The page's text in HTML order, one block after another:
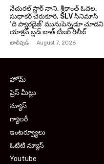
నేచురల్ స్టార్ నాని, శ్రీకాంత్ ఓదెల,
సుధాకర్ చెరుకూరి, SLV సినిమాస్
‘ది ప్యారడైజ్’ మునుపెన్నడూ చూడని
యాక్షన్ బ్లడ్ బాత్ టీజర్ రిలీజ్
టాలీవుడ్ August 7, 2026
హోమ్
ప్రెస్ మీట్లు
న్యూస్
గ్యాలరీ
ఇంటర్వ్యూలు
ఓటిటి న్యూస్
Youtube